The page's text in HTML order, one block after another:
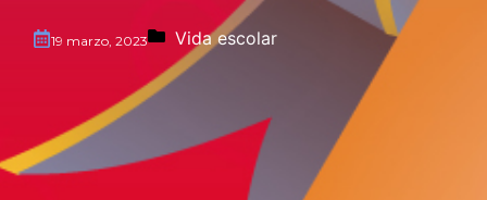
19 marzo, 2023 Vida escolar